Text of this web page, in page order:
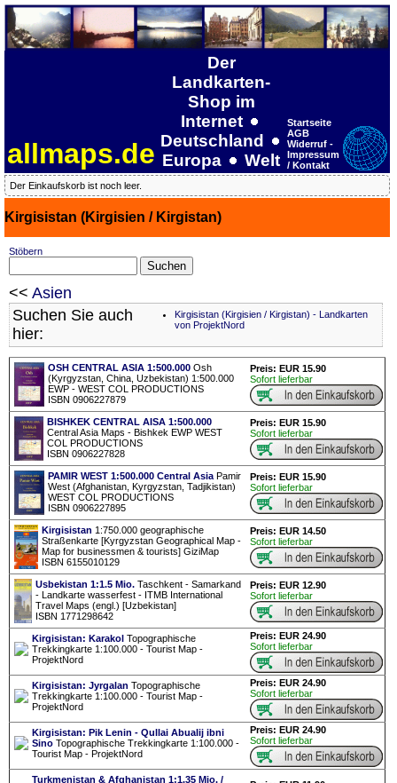
allmaps.de
Der
Landkarten-
Shop im
Internet
Deutschland
Europa
Welt
Startseite
AGB
Widerruf -
Impressum
/ Kontakt
Der Einkaufskorb ist noch leer.
Kirgisistan (Kirgisien / Kirgistan)
Stöbern
<< Asien
Suchen Sie auch
hier:
Kirgisistan (Kirgisien / Kirgistan) - Landkarten
von ProjektNord
OSH CENTRAL ASIA 1:500.000 Osh
(Kyrgyzstan, China, Uzbekistan) 1:500.000
EWP - WEST COL PRODUCTIONS
ISBN 0906227879
Preis: EUR 15.90
Sofort lieferbar
BISHKEK CENTRAL AISA 1:500.000
Central Asia Maps - Bishkek EWP WEST
COL PRODUCTIONS
ISBN 0906227828
Preis: EUR 15.90
Sofort lieferbar
PAMIR WEST 1:500.000 Central Asia Pamir
West (Afghanistan, Kyrgyzstan, Tadjikistan)
WEST COL PRODUCTIONS
ISBN 0906227895
Preis: EUR 15.90
Sofort lieferbar
Kirgisistan 1:750.000 geographische
Straßenkarte [Kyrgyzstan Geographical Map -
Map for businessmen & tourists] GiziMap
ISBN 6155010129
Preis: EUR 14.50
Sofort lieferbar
Usbekistan 1:1.5 Mio. Taschkent - Samarkand
- Landkarte wasserfest - ITMB International
Travel Maps (engl.) [Uzbekistan]
ISBN 1771298642
Preis: EUR 12.90
Sofort lieferbar
Kirgisistan: Karakol Topographische
Trekkingkarte 1:100.000 - Tourist Map -
ProjektNord
Preis: EUR 24.90
Sofort lieferbar
Kirgisistan: Jyrgalan Topographische
Trekkingkarte 1:100.000 - Tourist Map -
ProjektNord
Preis: EUR 24.90
Sofort lieferbar
Kirgisistan: Pik Lenin - Qullai Abualij ibni
Sino Topographische Trekkingkarte 1:100.000 -
Tourist Map - ProjektNord
Preis: EUR 24.90
Sofort lieferbar
Turkmenistan & Afghanistan 1:1.35 Mio. /